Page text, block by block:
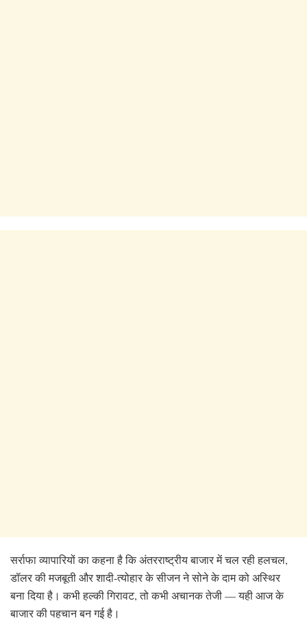
सर्राफा व्यापारियों का कहना है कि अंतरराष्ट्रीय बाजार में चल रही हलचल,
डॉलर की मजबूती और शादी-त्योहार के सीजन ने सोने के दाम को अस्थिर
बना दिया है। कभी हल्की गिरावट, तो कभी अचानक तेजी — यही आज के
बाजार की पहचान बन गई है।